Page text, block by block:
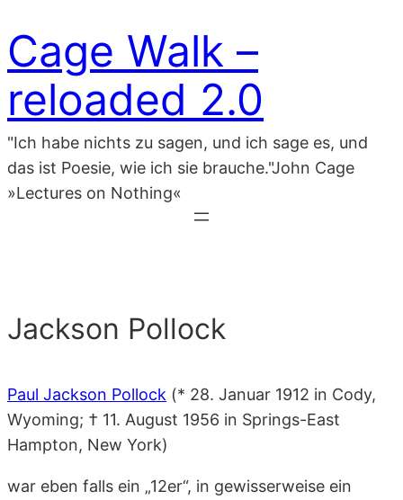
Inhalt
springen
Cage Walk –
reloaded 2.0
"Ich habe nichts zu sagen, und ich sage es, und
das ist Poesie, wie ich sie brauche."John Cage
»Lectures on Nothing«
Jackson Pollock
Paul Jackson Pollock (* 28. Januar 1912 in Cody,
Wyoming; † 11. August 1956 in Springs-East
Hampton, New York)
war eben falls ein „12er“, in gewisserweise ein